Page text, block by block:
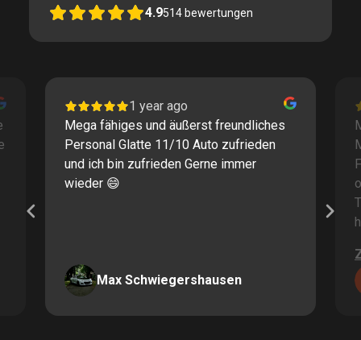
4.9514 bewertungen
1 year ago
Mega fähiges und äußerst freundliches
Personal Glatte 11/10 Auto zufrieden
und ich bin zufrieden Gerne immer
wieder 😄
Max Schwiegershausen